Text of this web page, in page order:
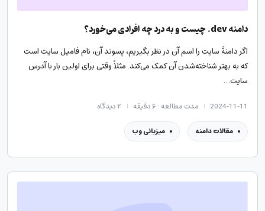
دامنه dev. چیست و به درد چه افرادی می‌خورد؟
اگر دامنۀ سایت را اسم آن در نظر بگیریم، پسوند آن، نام فامیل سایت است
که به بهتر شناخته‌شدن آن کمک می‌کند. مثلاً وقتی برای اولین بار با آدرس
سایت…
2024-11-11 مدت مطالعه : ۶ دقیقه ۲دیدگاه
مقالات دامنه میزبانی وب